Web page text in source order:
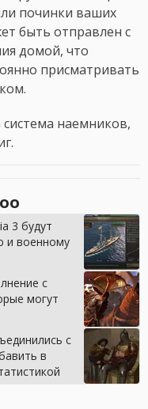
починки ваших
быть отправлен с
домой, что
присматривать
наемников,
3 будут
и военному
с
могут
с
в